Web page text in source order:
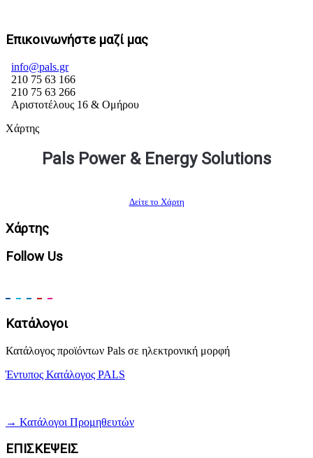
Επικοινωνήστε μαζί μας
info@pals.gr
210 75 63 166
210 75 63 266
Αριστοτέλους 16 & Ομήρου
Χάρτης
Pals Power & Energy Solutions
Δείτε το Χάρτη
Χάρτης
Follow Us
Κατάλογοι
Κατάλογος προϊόντων Pals σε ηλεκτρονική μορφή
Έντυπος Κατάλογος PALS
→ Κατάλογοι Προμηθευτών
ΕΠΙΣΚΕΨΕΙΣ